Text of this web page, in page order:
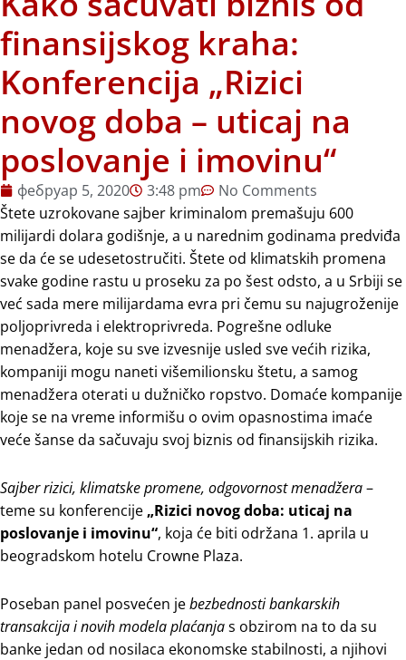
finansijskog kraha:
Konferencija „Rizici
novog doba – uticaj na
poslovanje i imovinu“
фебруар 5, 2020 3:48 pm
No Comments
Štete uzrokovane sajber kriminalom premašuju 600
milijardi dolara godišnje, a u narednim godinama predviđa
se da će se udesetostručiti. Štete od klimatskih promena
svake godine rastu u proseku za po šest odsto, a u Srbiji se
već sada mere milijardama evra pri čemu su najugroženije
poljoprivreda i elektroprivreda. Pogrešne odluke
menadžera, koje su sve izvesnije usled sve većih rizika,
kompaniji mogu naneti višemilionsku štetu, a samog
menadžera oterati u dužničko ropstvo. Domaće kompanije
koje se na vreme informišu o ovim opasnostima imaće
veće šanse da sačuvaju svoj biznis od finansijskih rizika.
Sajber rizici, klimatske promene, odgovornost menadžera–
teme su konferencije „Rizici novog doba: uticaj na
poslovanje i imovinu“, koja će biti održana 1. aprila u
beogradskom hotelu Crowne Plaza.
Poseban panel posvećen jebezbednosti bankarskih
transakcija i novih modela plaćanjas obzirom na to da su
banke jedan od nosilaca ekonomske stabilnosti, a njihovi